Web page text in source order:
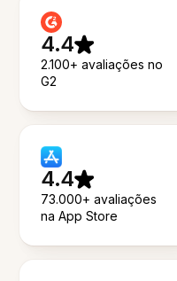
4.4
2.100+ avaliações no
G2
4.4
73.000+ avaliações
na App Store